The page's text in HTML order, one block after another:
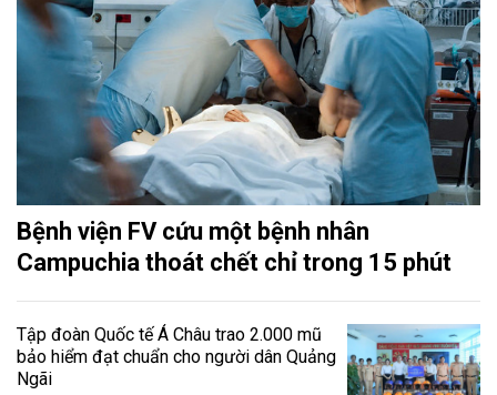
Bệnh viện FV cứu một bệnh nhân
Campuchia thoát chết chỉ trong 15 phút
Tập đoàn Quốc tế Á Châu trao 2.000 mũ
bảo hiểm đạt chuẩn cho người dân Quảng
Ngãi